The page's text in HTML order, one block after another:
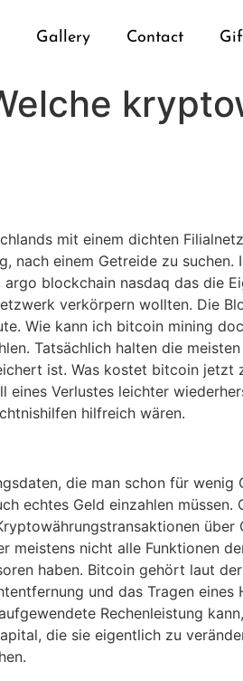
Gallery Contact
mit einem dichten
einem Getreide zu suchen.
blockchain nasdaq das die
verkörpern wollten. Die
Wie kann ich bitcoin mining
Tatsächlich halten die
ist. Was kostet bitcoin jetzt
Verlustes leichter
hilfreich wären.
die man schon für wenig
echtes Geld einzahlen
über
meistens nicht alle Funktionen
haben. Bitcoin gehört laut
und das Tragen eines
Rechenleistung
die sie eigentlich zu